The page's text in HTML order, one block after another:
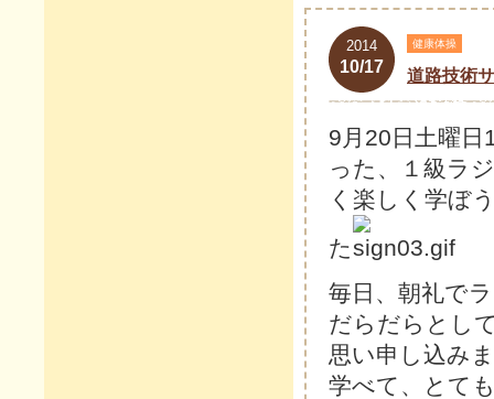
2014
10/17
健康体操
道路技術
9月20日土曜
った、１級ラ
く楽しく学ぼ
た
毎日、朝礼で
だらだらとし
思い申し込み
学べて、とて